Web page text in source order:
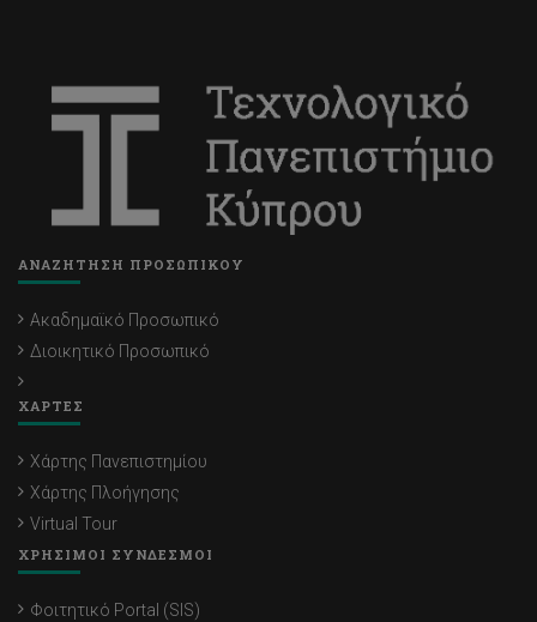
ΑΝΑΖΗΤΗΣΗ ΠΡΟΣΩΠΙΚΟΥ
Ακαδημαϊκό Προσωπικό
Διοικητικό Προσωπικό
ΧΑΡΤΕΣ
Χάρτης Πανεπιστημίου
Χάρτης Πλοήγησης
Virtual Tour
ΧΡΗΣΙΜΟΙ ΣΥΝΔΕΣΜΟΙ
Φοιτητικό Portal (SIS)